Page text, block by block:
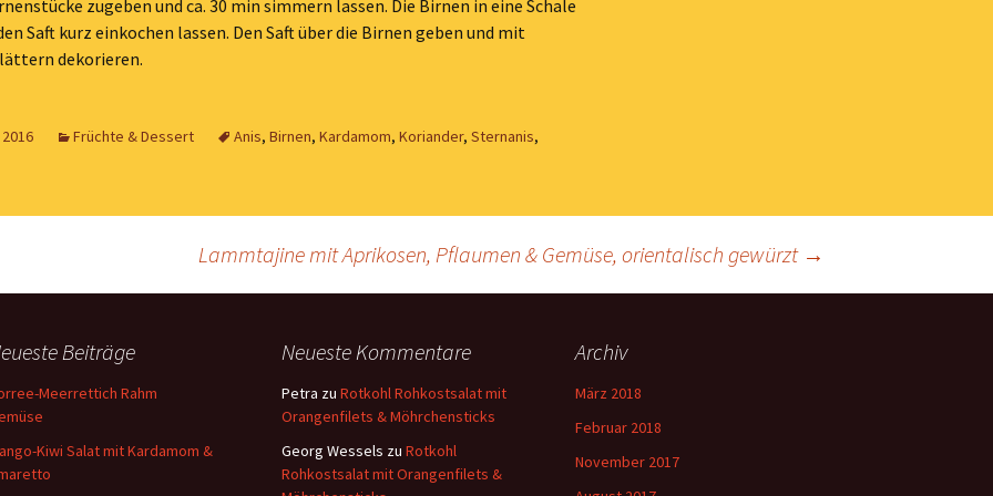
zugeben und ca. 30 min simmern lassen. Die Birnen in eine Schale
Saft kurz einkochen lassen. Den Saft über die Birnen geben und mit
dekorieren.
Früchte & Dessert Anis, Birnen, Kardamom, Koriander, Sternanis,
Lammtajine mit Aprikosen, Pflaumen & Gemüse, orientalisch gewürzt →
Beiträge
Meerrettich Rahm
Kiwi Salat mit Kardamom &
Neueste Kommentare
Petra zu Rotkohl Rohkostsalat mit
Orangenfilets & Möhrchensticks
Georg Wessels zu Rotkohl
Rohkostsalat mit Orangenfilets &
Archiv
März 2018
Februar 2018
November 2017